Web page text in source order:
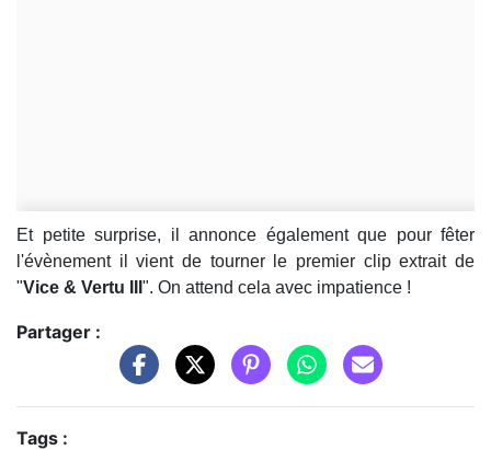
Et petite surprise, il annonce également que pour fêter
l'évènement il vient de tourner le premier clip extrait de
"Vice & Vertu III ". On attend cela avec impatience !
Partager :
Tags :